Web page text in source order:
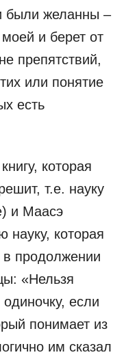
были желанны –
и берет от
препятствий,
или понятие
есть
которая
т.е. науку
и Маасэ
науку, которая
в продолжении
«Нельзя
если
понимает из
им сказал